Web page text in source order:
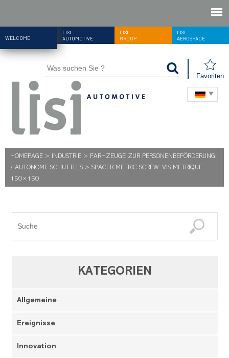
WELCOME
LISI
AUTOMOTIVE
LISI
GROUP
LISI
AEROSPACE
Favoriten
HOMEPAGE > INDUSTRIE > FARHZEUGE ZUR PERSONENBEFÖRDERUNG
/ AUTONOME SCHUTTLES > SPACER-METRIC-SCREW_VIS-METRIQUE-
150×150
KATEGORIEN
Allgemeine
Ereignisse
Innovation